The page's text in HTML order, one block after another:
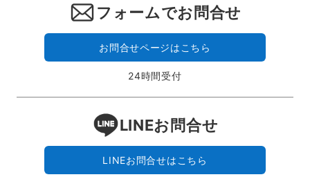
フォームでお問合せ
お問合せページはこちら
24時間受付
LINEお問合せ
LINEお問合せはこちら